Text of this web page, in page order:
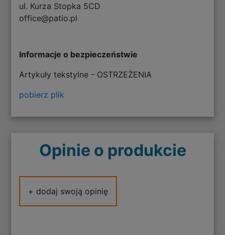
ul. Kurza Stopka 5CD
office@patio.pl
Informacje o bezpieczeństwie
Artykuły tekstylne - OSTRZEŻENIA
pobierz plik
Opinie o produkcie
+ dodaj swoją opinię